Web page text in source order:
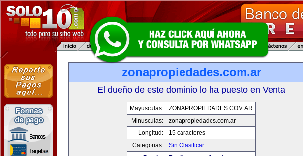
zonapropiedades.com.ar
El dueño de este dominio lo ha puesto en Venta
Mayusculas:
ZONAPROPIEDADES.COM.AR
Minusculas:
zonapropiedades.com.ar
Longitud:
15 caracteres
Categorias:
Sin Clasificar